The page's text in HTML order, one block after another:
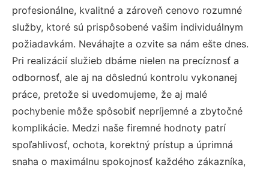
profesionálne, kvalitné a zároveň cenovo rozumné
služby, ktoré sú prispôsobené vašim individuálnym
požiadavkám. Neváhajte a ozvite sa nám ešte dnes.
Pri realizácií služieb dbáme nielen na precíznosť a
odbornosť, ale aj na dôslednú kontrolu vykonanej
práce, pretože si uvedomujeme, že aj malé
pochybenie môže spôsobiť nepríjemné a zbytočné
komplikácie. Medzi naše firemné hodnoty patrí
spoľahlivosť, ochota, korektný prístup a úprimná
snaha o maximálnu spokojnosť každého zákazníka,